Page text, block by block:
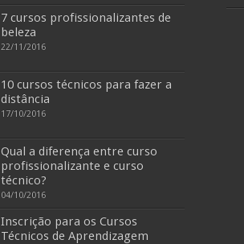
7 cursos profissionalizantes de
beleza
22/11/2016
10 cursos técnicos para fazer a
distância
17/10/2016
Qual a diferença entre curso
profissionalizante e curso
técnico?
04/10/2016
Inscrição para os Cursos
Técnicos de Aprendizagem